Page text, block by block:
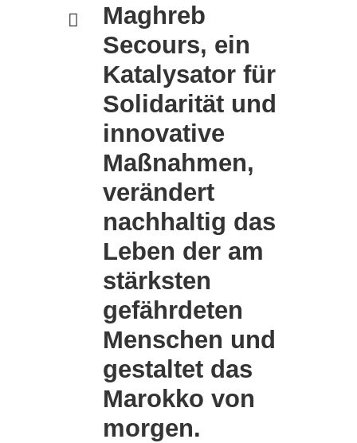
Maghreb
Secours, ein
Katalysator für
Solidarität und
innovative
Maßnahmen,
verändert
nachhaltig das
Leben der am
stärksten
gefährdeten
Menschen und
gestaltet das
Marokko von
morgen.